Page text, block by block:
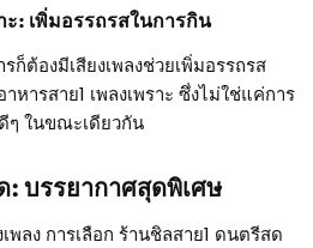
ะ: เพิ่มอรรถรสในการกิน
ก็ต้องมีเสียงเพลงช่วยเพิ่มอรรถรส
หารสาย1 เพลงเพราะ ซึ่งไม่ใช่แค่การ
ๆ ในขณะเดียวกัน
บรรยากาศสุดพิเศษ
ลง การเลือก ร้านชิลสาย1 ดนตรีสด